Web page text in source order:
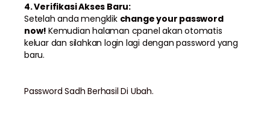
4. Verifikasi Akses Baru:
Setelah anda mengklik change your password
now! Kemudian halaman cpanel akan otomatis
keluar dan silahkan login lagi dengan password yang
baru.
Password Sadh Berhasil Di Ubah.